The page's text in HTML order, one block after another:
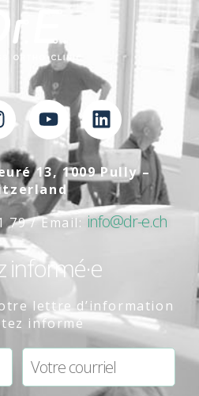
13, 1009 Pully –
79 / Email: info@dr-e.ch
informé·e
lettre d’information
informé